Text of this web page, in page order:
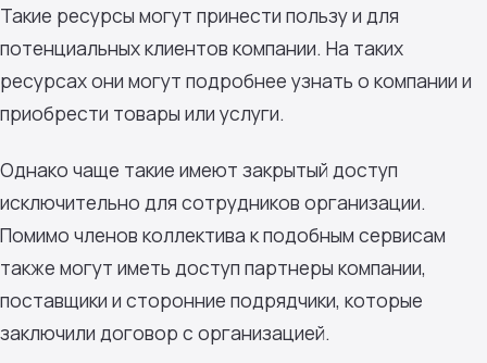
Такие ресурсы могут принести пользу и для
потенциальных клиентов компании. На таких
ресурсах они могут подробнее узнать о компании и
приобрести товары или услуги.
Однако чаще такие имеют закрытый доступ
исключительно для сотрудников организации.
Помимо членов коллектива к подобным сервисам
также могут иметь доступ партнеры компании,
поставщики и сторонние подрядчики, которые
заключили договор с организацией.